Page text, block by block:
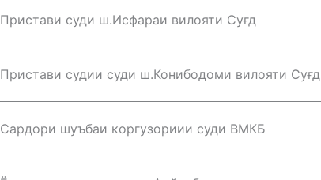
Пристави суди ш.Исфараи вилояти Суғд
Пристави судии суди ш.Конибодоми вилояти Суғд
Сардори шуъбаи коргузориии суди ВМКБ